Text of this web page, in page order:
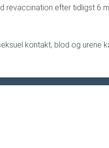
revaccination efter tidligst
kontakt, blod og urene